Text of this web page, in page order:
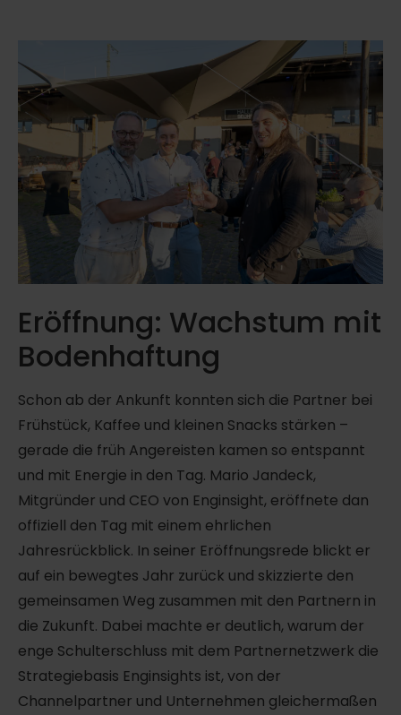
Eröffnung: Wachstum mit
Bodenhaftung
Schon ab der Ankunft konnten sich die Partner bei
Frühstück, Kaffee und kleinen Snacks stärken –
gerade die früh Angereisten kamen so entspannt
und mit Energie in den Tag. Mario Jandeck,
Mitgründer und CEO von Enginsight, eröffnete dan
offiziell den Tag mit einem ehrlichen
Jahresrückblick. In seiner Eröffnungsrede blickt er
auf ein bewegtes Jahr zurück und skizzierte den
gemeinsamen Weg zusammen mit den Partnern in
die Zukunft. Dabei machte er deutlich, warum der
enge Schulterschluss mit dem Partnernetzwerk die
Strategiebasis Enginsights ist, von der
Channelpartner und Unternehmen gleichermaßen